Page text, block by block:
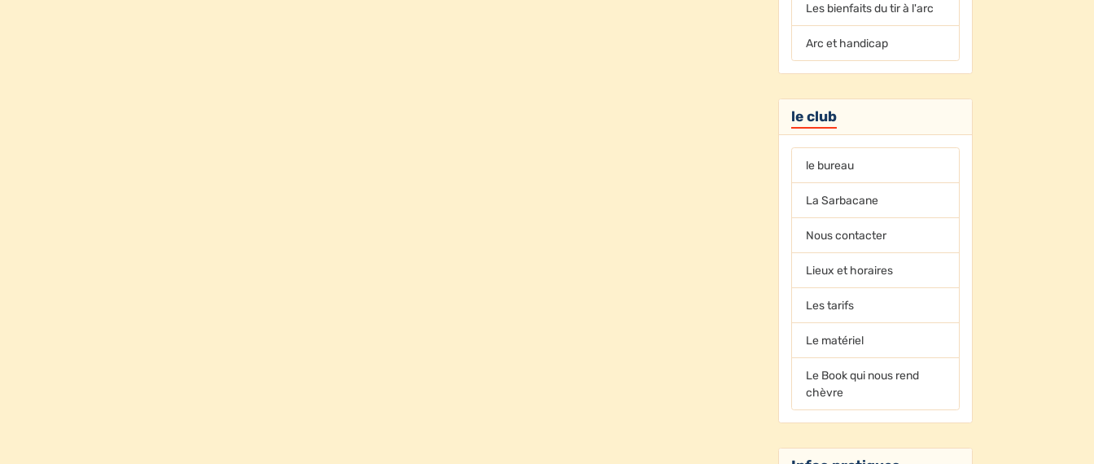
Les bienfaits du tir à l'arc
Arc et handicap
le club
le bureau
La Sarbacane
Nous contacter
Lieux et horaires
Les tarifs
Le matériel
Le Book qui nous rend
chèvre